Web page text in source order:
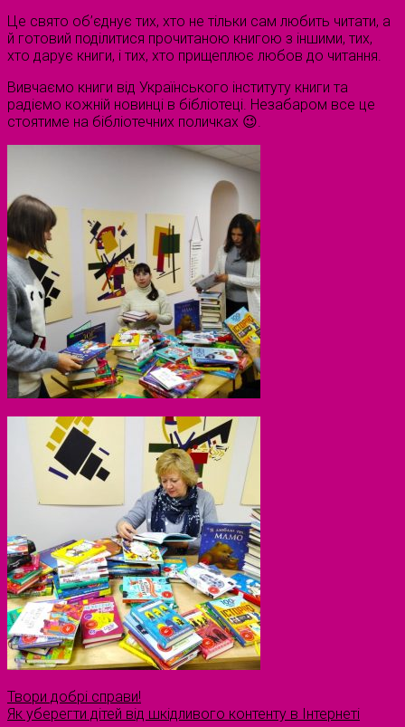
Це свято об’єднує тих, хто не тільки сам любить читати, а
й готовий поділитися прочитаною книгою з іншими, тих,
хто дарує книги, і тих, хто прищеплює любов до читання.
Вивчаємо книги від Українського інституту книги та
радіємо кожній новинці в бібліотеці. Незабаром все це
стоятиме на бібліотечних поличках 😉.
Твори добрі справи!
Як уберегти дітей від шкідливого контенту в Інтернеті